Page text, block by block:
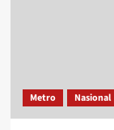
Metro Nasional